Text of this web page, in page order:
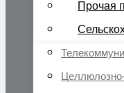
Прочая